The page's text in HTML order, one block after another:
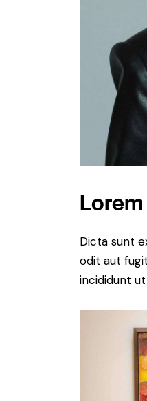
Dicta sunt
odit aut
incididunt